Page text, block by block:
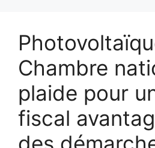
Chambre
plaide pour
fiscal